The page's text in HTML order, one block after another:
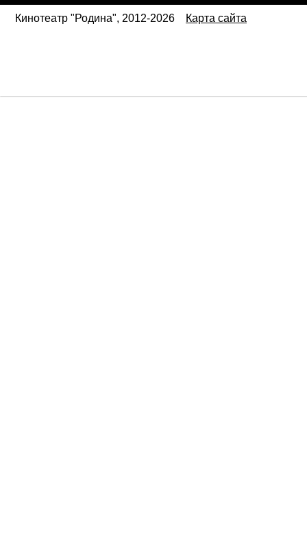
Кинотеатр "Родина", 2012-2026 Карта сайта